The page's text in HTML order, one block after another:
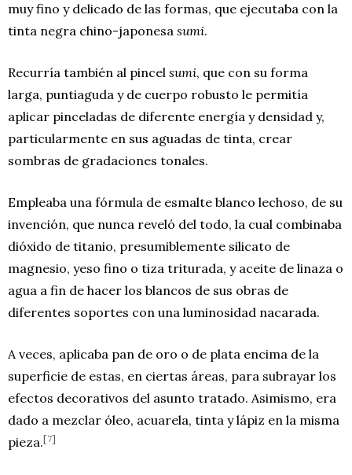
muy fino y delicado de las formas, que ejecutaba con la
tinta negra chino-japonesa sumi.
Recurría también al pincel sumi, que con su forma
larga, puntiaguda y de cuerpo robusto le permitía
aplicar pinceladas de diferente energía y densidad y,
particularmente en sus aguadas de tinta, crear
sombras de gradaciones tonales.
Empleaba una fórmula de esmalte blanco lechoso, de su
invención, que nunca reveló del todo, la cual combinaba
dióxido de titanio, presumiblemente silicato de
magnesio, yeso fino o tiza triturada, y aceite de linaza o
agua a fin de hacer los blancos de sus obras de
diferentes soportes con una luminosidad nacarada.
A veces, aplicaba pan de oro o de plata encima de la
superficie de estas, en ciertas áreas, para subrayar los
efectos decorativos del asunto tratado. Asimismo, era
dado a mezclar óleo, acuarela, tinta y lápiz en la misma
pieza.[7]